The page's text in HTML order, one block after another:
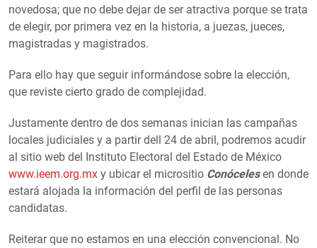
novedosa; que no debe dejar de ser atractiva porque se trata
de elegir, por primera vez en la historia, a juezas, jueces,
magistradas y magistrados.
Para ello hay que seguir informándose sobre la elección,
que reviste cierto grado de complejidad.
Justamente dentro de dos semanas inician las campañas
locales judiciales y a partir dell 24 de abril, podremos acudir
al sitio web del Instituto Electoral del Estado de México
www.ieem.org.mx y ubicar el micrositio Conócelesen donde
estará alojada la información del perfil de las personas
candidatas.
Reiterar que no estamos en una elección convencional. No